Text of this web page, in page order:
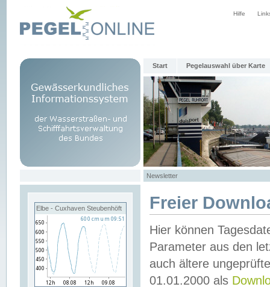
Hilfe
Start Pegelauswahl über Karte
Newsletter
Elbe - Cuxhaven Steubenhöft Freier
Hier können
Parameter aus den
auch ältere
01.01.2000 als